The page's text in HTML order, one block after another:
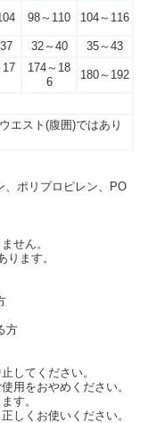
98～110 104～116
32～40 35～43
17
174～18
6
180～192
エスト(腹囲)ではあり
、ポリプロピレン、PO
せん。
ます。
方
してください。
用をおやめください。
す。
しくお使いください。